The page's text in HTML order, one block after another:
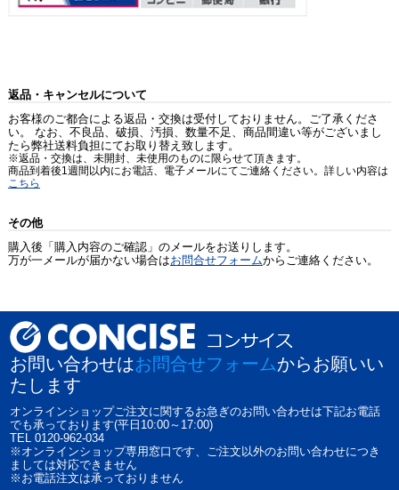
返品・キャンセルについて
お客様のご都合による返品・交換は受付しておりません。ご了承くださ
い。 なお、不良品、破損、汚損、数量不足、商品間違い等がございまし
たら弊社送料負担にてお取り替え致します。
※返品・交換は、未開封、未使用のものに限らせて頂きます。
商品到着後1週間以内にお電話、電子メールにてご連絡ください。詳しい内容は
こちら
その他
購入後「購入内容のご確認」のメールをお送りします。
万が一メールが届かない場合はお問合せフォームからご連絡ください。
お問い合わせはお問合せフォームからお願いい
たします
オンラインショップご注文に関するお急ぎのお問い合わせは下記お電話
でも承っております(平日10:00～17:00)
TEL 0120-962-034
※オンラインショップ専用窓口です、ご注文以外のお問い合わせにつき
ましては対応できません
※お電話注文は承っておりません